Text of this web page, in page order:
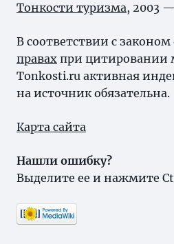
Тонкости туризма, 2003
В соответствии с законом
правах при цитировании
Tonkosti.ru активная
на источник обязательна.
Карта сайта
Нашли ошибку?
Выделите ее и нажмите